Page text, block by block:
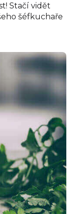
Stačí vidět
šéfkuchaře